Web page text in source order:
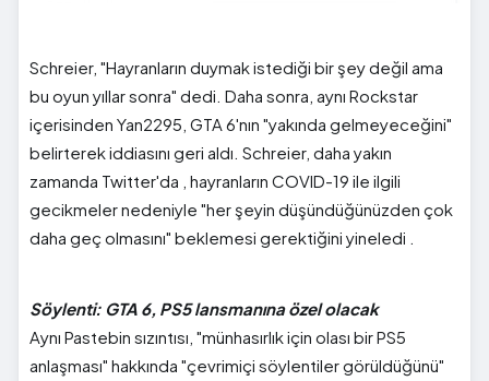
Schreier, "Hayranların duymak istediği bir şey değil ama
bu oyun yıllar sonra" dedi. Daha sonra, aynı Rockstar
içerisinden Yan2295, GTA 6'nın "yakında gelmeyeceğini"
belirterek iddiasını geri aldı. Schreier, daha yakın
zamanda Twitter'da , hayranların COVID-19 ile ilgili
gecikmeler nedeniyle "her şeyin düşündüğünüzden çok
daha geç olmasını" beklemesi gerektiğini yineledi .
Söylenti: GTA 6, PS5 lansmanına özel olacak
Aynı Pastebin sızıntısı, "münhasırlık için olası bir PS5
anlaşması" hakkında "çevrimiçi söylentiler görüldüğünü"